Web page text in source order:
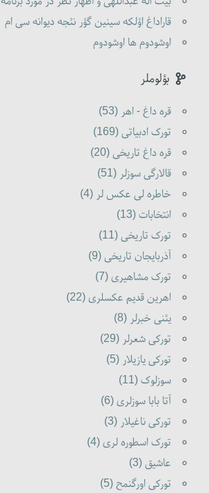
قاراداغ اؤلکه سینین گؤر نئجه دیوانه سی ام
اوشودوم ها اوشودوم
بؤلوملر
قره داغ - اهر (53)
تورک ادبیاتی (169)
قره داغ تاریخی (20)
قالارگی سوزلر (51)
خاطره لی عکس لر (4)
انتخابات (13)
تورک تاریخی (11)
آذربایجان تاریخی (9)
تورک مشاهیری (7)
اهرین قدیم عکسلری (22)
یئنی خبرلر (8)
تورکی شعرلر (29)
تورکی یازیلار (5)
سوزلوک (11)
آتا بابا سوزلری (6)
تورکی ناغیلار (3)
تورک اسطوره لری (4)
عاشیق (3)
تورکی اورگنمح (5)